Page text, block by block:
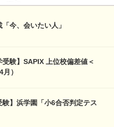
今、会いたい人」
験】SAPIX 上位校偏差値＜
）
】浜学園「小6合否判定テス